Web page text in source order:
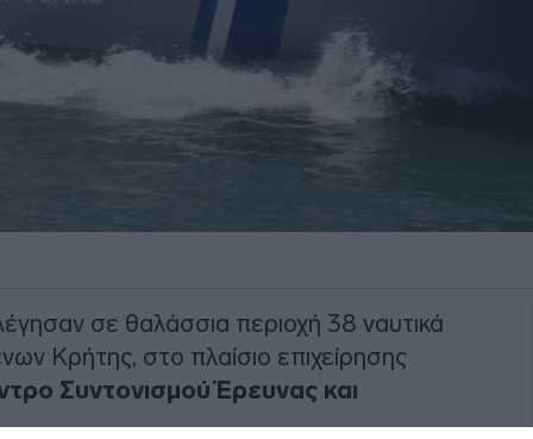
σε θαλάσσια περιοχή 38 ναυτικά
Κρήτης, στο πλαίσιο επιχείρησης
Συντονισμού Έρευνας και